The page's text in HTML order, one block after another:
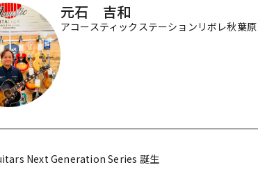
グ機器 機器
元石 吉和
アコースティックステーションリボレ秋葉原
Next Generation Series 誕生